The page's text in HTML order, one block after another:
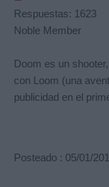
Respuestas: 1623
Noble Member
Doom es un
con Loom (una
publicidad en el
Posteado : 05/01/